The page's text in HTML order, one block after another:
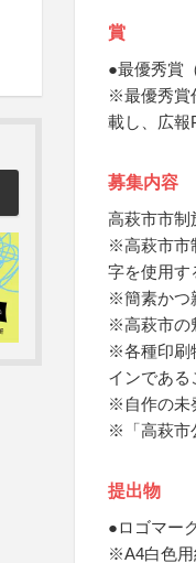
賞
●最優秀賞
※最優秀賞
載し、広報
募集内容
高萩市市制
※高萩市市
字を使用す
※簡素かつ
※高萩市の
※各種印刷
インである
※自作の未
※「高萩市
提出物
●ロゴマー
※A4白色用